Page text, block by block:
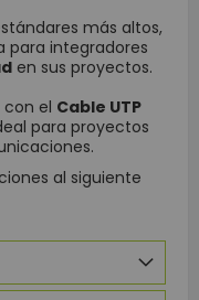
más altos,
para integradores
en sus proyectos.
el Cable UTP
para proyectos
al siguiente